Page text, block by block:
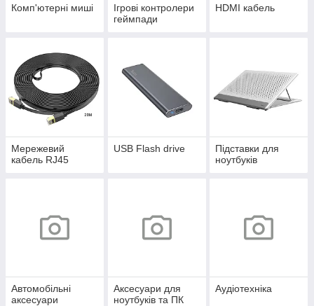
Комп'ютерні миші
Ігрові контролери
геймпади
HDMI кабель
Мережевий
кабель RJ45
USB Flash drive
Підставки для
ноутбуків
Автомобільні
аксесуари
Аксесуари для
ноутбуків та ПК
Аудіотехніка